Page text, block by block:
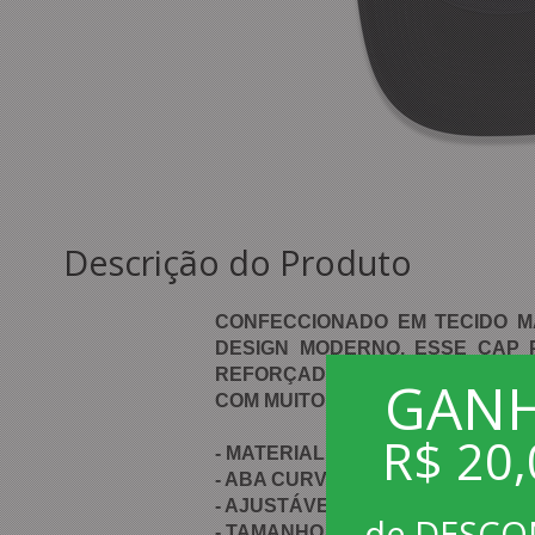
R$
Descrição do Produto
CONFECCIONADO EM TECIDO
DESIGN MODERNO, ESSE
REFORÇADAS. O DIFERENCIAL
COM MUITO CONFORTO.
- MATERIAL: 100% ALGODÃO
- ABA CURVA
- AJUSTÁVEL C/ DIÂMETRO